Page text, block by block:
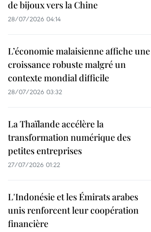
de bijoux vers la Chine
28/07/2026 04:14
L’économie malaisienne affiche une
croissance robuste malgré un
contexte mondial difficile
28/07/2026 03:32
La Thaïlande accélère la
transformation numérique des
petites entreprises
27/07/2026 01:22
L'Indonésie et les Émirats arabes
unis renforcent leur coopération
financière